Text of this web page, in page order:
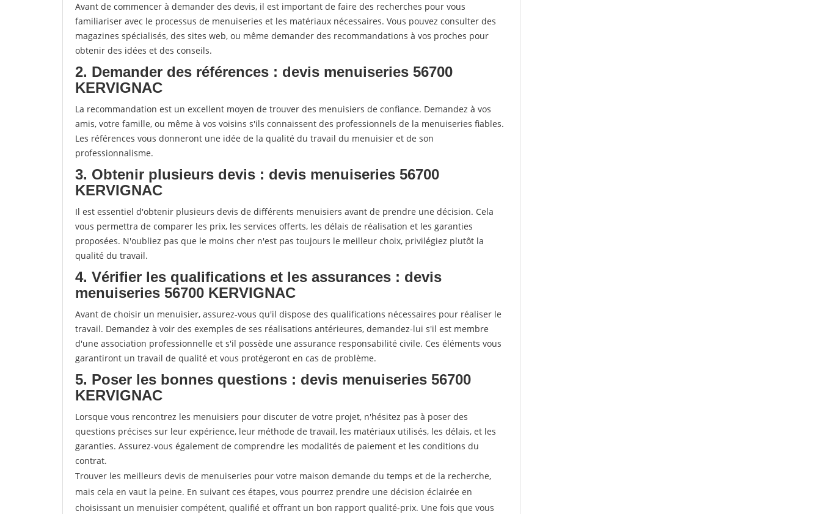
Avant de commencer à demander des devis, il est important de faire des recherches pour vous
familiariser avec le processus de menuiseries et les matériaux nécessaires. Vous pouvez consulter des
magazines spécialisés, des sites web, ou même demander des recommandations à vos proches pour
obtenir des idées et des conseils.
2. Demander des références : devis menuiseries 56700
KERVIGNAC
La recommandation est un excellent moyen de trouver des menuisiers de confiance. Demandez à vos
amis, votre famille, ou même à vos voisins s'ils connaissent des professionnels de la menuiseries fiables.
Les références vous donneront une idée de la qualité du travail du menuisier et de son
professionnalisme.
3. Obtenir plusieurs devis : devis menuiseries 56700
KERVIGNAC
Il est essentiel d'obtenir plusieurs devis de différents menuisiers avant de prendre une décision. Cela
vous permettra de comparer les prix, les services offerts, les délais de réalisation et les garanties
proposées. N'oubliez pas que le moins cher n'est pas toujours le meilleur choix, privilégiez plutôt la
qualité du travail.
4. Vérifier les qualifications et les assurances : devis
menuiseries 56700 KERVIGNAC
Avant de choisir un menuisier, assurez-vous qu'il dispose des qualifications nécessaires pour réaliser le
travail. Demandez à voir des exemples de ses réalisations antérieures, demandez-lui s'il est membre
d'une association professionnelle et s'il possède une assurance responsabilité civile. Ces éléments vous
garantiront un travail de qualité et vous protégeront en cas de problème.
5. Poser les bonnes questions : devis menuiseries 56700
KERVIGNAC
Lorsque vous rencontrez les menuisiers pour discuter de votre projet, n'hésitez pas à poser des
questions précises sur leur expérience, leur méthode de travail, les matériaux utilisés, les délais, et les
garanties. Assurez-vous également de comprendre les modalités de paiement et les conditions du
contrat.
Trouver les meilleurs devis de menuiseries pour votre maison demande du temps et de la recherche,
mais cela en vaut la peine. En suivant ces étapes, vous pourrez prendre une décision éclairée en
choisissant un menuisier compétent, qualifié et offrant un bon rapport qualité-prix. Une fois que vous